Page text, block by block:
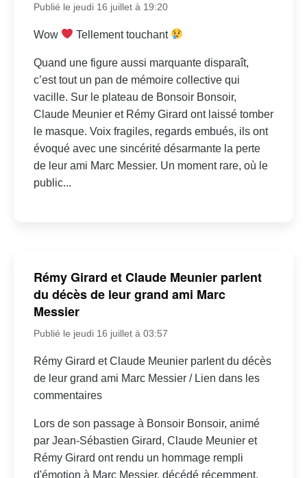
Publié le jeudi 16 juillet à 19:20
Wow Tellement touchant
Quand une figure aussi marquante disparaît,
c’est tout un pan de mémoire collective qui
vacille. Sur le plateau de Bonsoir Bonsoir,
Claude Meunier et Rémy Girard ont laissé tomber
le masque. Voix fragiles, regards embués, ils ont
évoqué avec une sincérité désarmante la perte
de leur ami Marc Messier. Un moment rare, où le
public...
Rémy Girard et Claude Meunier parlent
du décès de leur grand ami Marc
Messier
Publié le jeudi 16 juillet à 03:57
Rémy Girard et Claude Meunier parlent du décès
de leur grand ami Marc Messier / Lien dans les
commentaires
Lors de son passage à Bonsoir Bonsoir, animé
par Jean-Sébastien Girard, Claude Meunier et
Rémy Girard ont rendu un hommage rempli
d'émotion à Marc Messier, décédé récemment.